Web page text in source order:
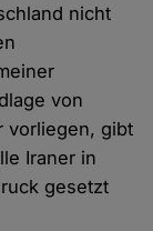
nicht
von
vorliegen, gibt
Iraner in
gesetzt